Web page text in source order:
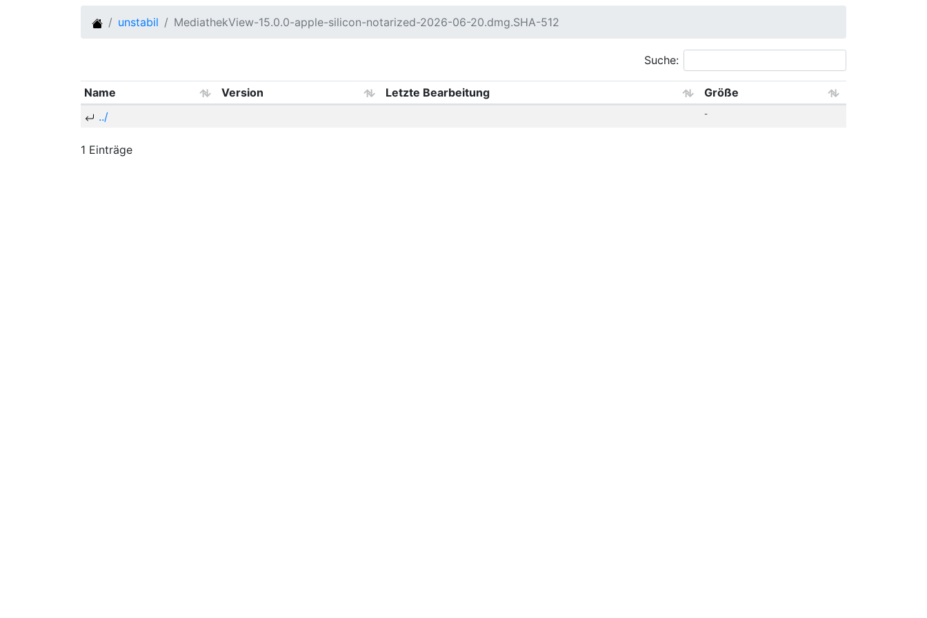
unstabil MediathekView-15.0.0-apple-silicon-notarized-2026-06-20.dmg.SHA-512
Suche:
Name Version Letzte Bearbeitung
Größe
../
-
1 Einträge